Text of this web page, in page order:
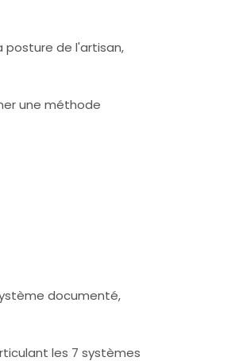
posture de l'artisan,
une méthode
documenté,
les 7 systèmes